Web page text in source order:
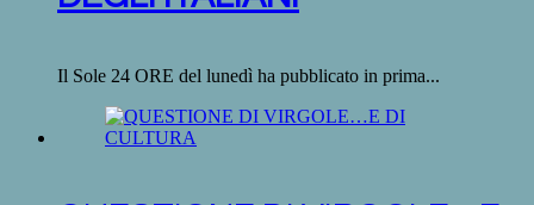
Il Sole 24 ORE del lunedì ha pubblicato in prima...